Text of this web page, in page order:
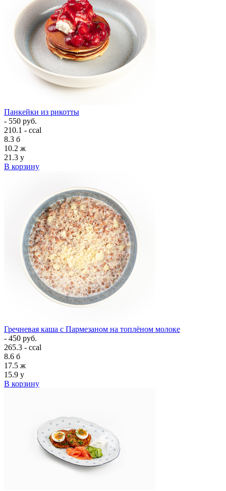
Панкейки из рикотты
- 550 руб.
210.1 - ccal
8.3 б
10.2 ж
21.3 у
В корзину
Гречневая каша с Пармезаном на топлёном молоке
- 450 руб.
265.3 - ccal
8.6 б
17.5 ж
15.9 у
В корзину